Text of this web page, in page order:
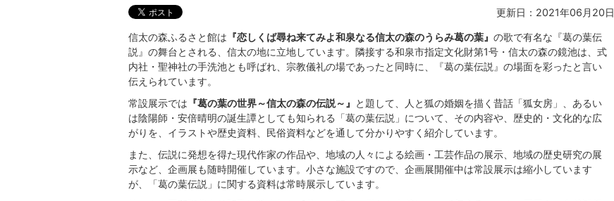
更新日：2021年06月20日
信太の森ふるさと館は 『恋しくば尋ね来てみよ和泉なる信太の森のうらみ葛の葉』 の歌で有名な『葛の葉伝
説』の舞台とされる、信太の地に立地しています。隣接する和泉市指定文化財第1号・信太の森の鏡池は、式
内社・聖神社の手洗池とも呼ばれ、宗教儀礼の場であったと同時に、『葛の葉伝説』の場面を彩ったと言い
伝えられています。
常設展示では 『葛の葉の世界～信太の森の伝説～』 と題して、人と狐の婚姻を描く昔話「狐女房」、あるい
は陰陽師・安倍晴明の誕生譚としても知られる「葛の葉伝説」について、その内容や、歴史的・文化的な広
がりを、イラストや歴史資料、民俗資料などを通して分かりやすく紹介しています。
また、伝説に発想を得た現代作家の作品や、地域の人々による絵画・工芸作品の展示、地域の歴史研究の展
示など、企画展も随時開催しています。小さな施設ですので、企画展開催中は常設展示は縮小しています
が、「葛の葉伝説」に関する資料は常時展示しています。